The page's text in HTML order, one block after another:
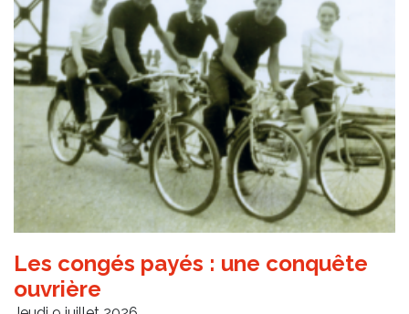
Les congés payés : une conquête
ouvrière